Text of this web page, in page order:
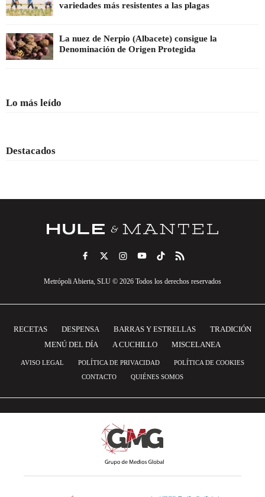
variedades más resistentes a las plagas
La nuez de Nerpio (Albacete) consigue la
Denominación de Origen Protegida
Lo más leído
Destacados
Metrópoli Abierta, SLU © 2026 Todos los derechos reservados
RECETAS DESPENSA BARRAS Y ESTRELLAS
TRADICIÓN
MENÚ DEL DÍA
A CUCHILLO MISCELANEA
AVISO LEGAL POLÍTICA DE PRIVACIDAD
POLÍTICA DE COOKIES
CONTACTO
QUIÉNES SOMOS